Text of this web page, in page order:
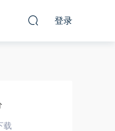
登录
载